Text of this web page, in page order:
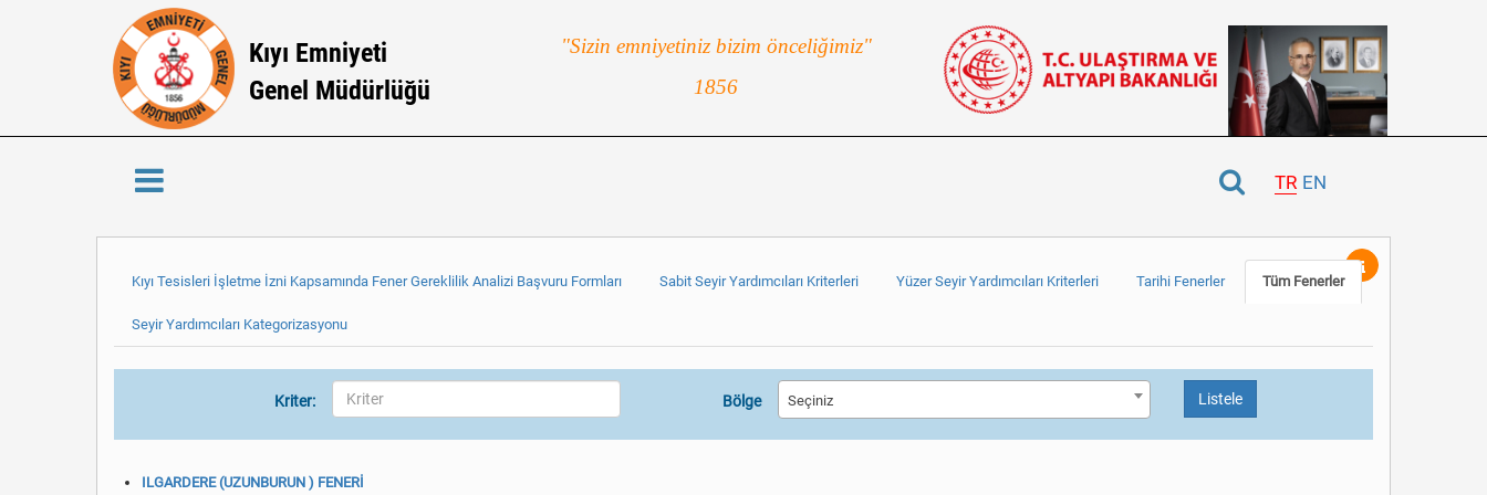
Kıyı Emniyeti
Genel Müdürlüğü
"Sizin emniyetiniz bizim önceliğimiz"
1856
TR EN
Kıyı Tesisleri İşletme İzni Kapsamında Fener Gereklilik Analizi Başvuru Formları Sabit Seyir Yardımcıları Kriterleri Yüzer Seyir Yardımcıları Kriterleri Tarihi Fenerler Tüm Fenerler
Seyir Yardımcıları Kategorizasyonu
Kriter: Bölge Seçiniz Listele
ILGARDERE (UZUNBURUN ) FENERİ